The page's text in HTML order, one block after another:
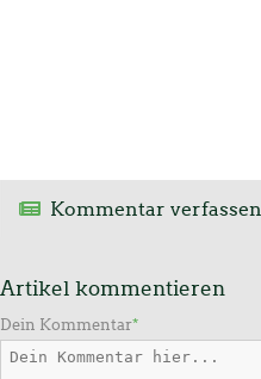
Kommentar verfassen
Artikel kommentieren
Dein Kommentar*